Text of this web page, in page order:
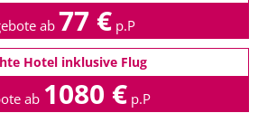
ab 77 € p.P
Hotel inklusive Flug
ab 1080 € p.P